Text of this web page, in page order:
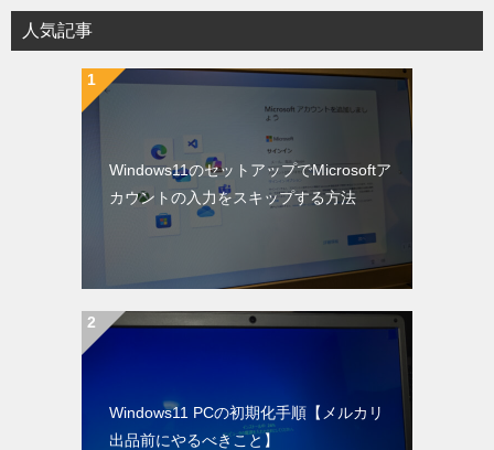
人気記事
Windows11のセットアップでMicrosoftア
カウントの入力をスキップする方法
Windows11 PCの初期化手順【メルカリ
出品前にやるべきこと】